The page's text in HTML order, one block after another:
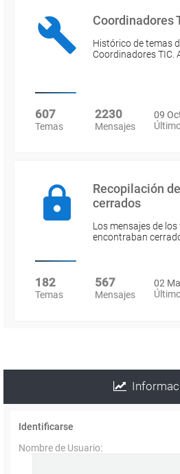
Coordinadores
Histórico de temas
Coordinadores TIC.
607
Temas
2230
Mensajes
09
Recopilación
cerrados
Los mensajes de
encontraban
182
Temas
567
Mensajes
02
Identificarse
Nombre de Usuario: